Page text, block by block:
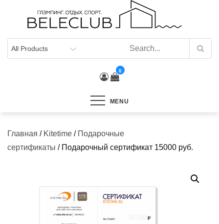
0
MENU
Главная / Kitetime / Подарочные
сертификаты / Подарочный сертификат 15000 руб.